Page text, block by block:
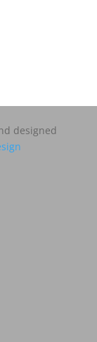
designed